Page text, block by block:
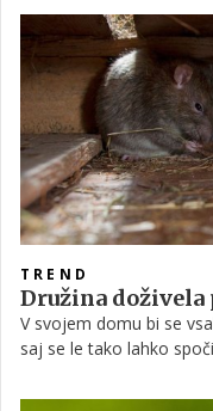
rada se igra in
prinese pokazat. Ima
nekaj črnih, na
pije mleko, briketov pa
dlako in lepo postavo.
TREND
Družina
V svojem domu bi se
saj se le tako lahko
Londonu, pa bo moralo